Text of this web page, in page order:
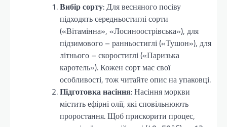
Вибір сорту: Для весняного посіву
підходять середньостиглі сорти
(«Вітамінна», «Лосиноострівська»), для
підзимового – ранньостиглі («Тушон»), для
літнього – скоростиглі («Паризька
каротель»). Кожен сорт має свої
особливості, тож читайте опис на упаковці.
Підготовка насіння: Насіння моркви
містить ефірні олії, які сповільнюють
проростання. Щоб прискорити процес,